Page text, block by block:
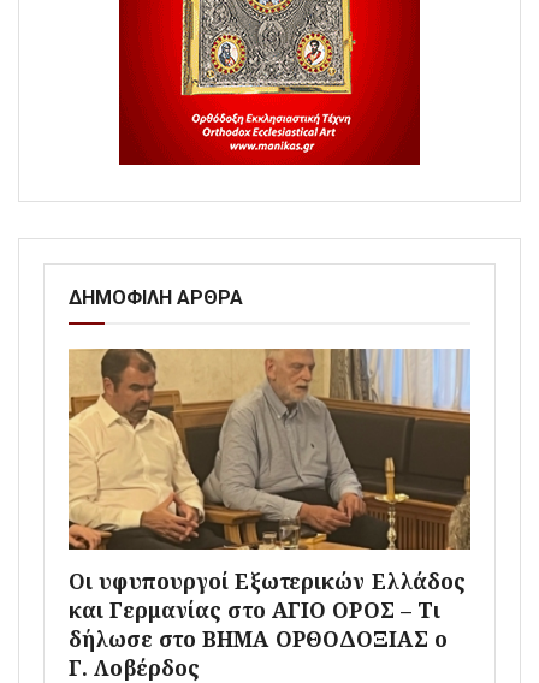
ΔΗΜΟΦΙΛΗ ΑΡΘΡΑ
Οι υφυπουργοί Εξωτερικών Ελλάδος
και Γερμανίας στο ΑΓΙΟ ΟΡΟΣ – Τι
δήλωσε στο ΒΗΜΑ ΟΡΘΟΔΟΞΙΑΣ ο
Γ. Λοβέρδος